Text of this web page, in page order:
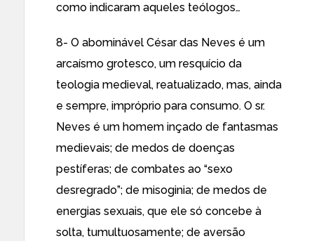
como indicaram aqueles teólogos…
8- O abominável César das Neves é um
arcaísmo grotesco, um resquício da
teologia medieval, reatualizado, mas, ainda
e sempre, impróprio para consumo. O sr.
Neves é um homem inçado de fantasmas
medievais; de medos de doenças
pestíferas; de combates ao “sexo
desregrado”; de misoginia; de medos de
energias sexuais, que ele só concebe à
solta, tumultuosamente; de aversão